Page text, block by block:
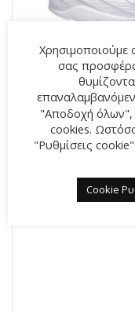
Παιδικό
303599L-BKMT
Original
price
40,00€Η
Χρησιμοποιούμε
σας
"Αποδοχή όλων",
cookies.
"Ρυθμίσεις
Cookie